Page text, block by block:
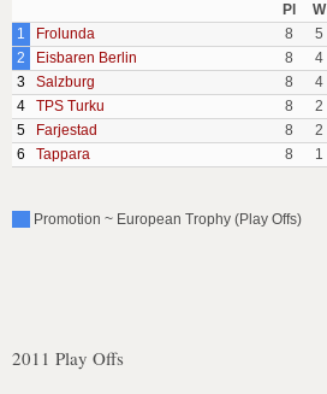
Pl
W
1
Frolunda 8 5
2
Eisbaren Berlin 8 4
3
Salzburg 8 4
4
TPS Turku 8 2
5
Farjestad 8 2
6
Tappara 8 1
Promotion ~ European Trophy (Play Offs)
2011 Play Offs